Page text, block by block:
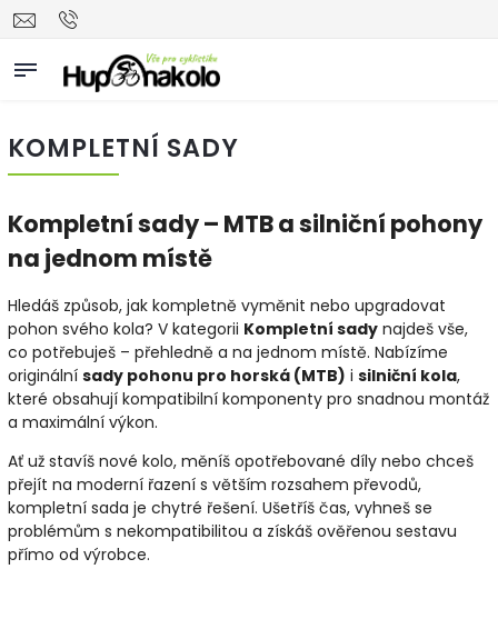
KOMPLETNÍ SADY
Kompletnísady – MTBasilniční pohony
na jednom místě
Hledáš způsob, jak kompletně vyměnit nebo upgradovat
pohon svého kola? V kategorii Kompletní sady najdeš vše,
co potřebuješ – přehledně a na jednom místě. Nabízíme
originální sady pohonu pro horská (MTB) i silniční kola,
které obsahují kompatibilní komponenty pro snadnou montáž
a maximální výkon.
Ať už stavíš nové kolo, měníš opotřebované díly nebo chceš
přejít na moderní řazení s větším rozsahem převodů,
kompletní sada je chytré řešení. Ušetříš čas, vyhneš se
problémům s nekompatibilitou a získáš ověřenou sestavu
přímo od výrobce.